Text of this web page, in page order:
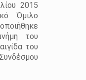
2015
Όμιλο
του
του